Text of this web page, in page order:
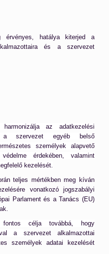
érvényes, hatálya kiterjed a
és a szervezet
az adatkezelési
a szervezet egyéb belső
személyek alapvető
érdekében, valamint
kezelését.
teljes mértékben meg kíván
vonatkozó jogszabályi
Parlament és a Tanács (EU)
fontos célja továbbá, hogy
a szervezet alkalmazottai
személyek adatai kezelését